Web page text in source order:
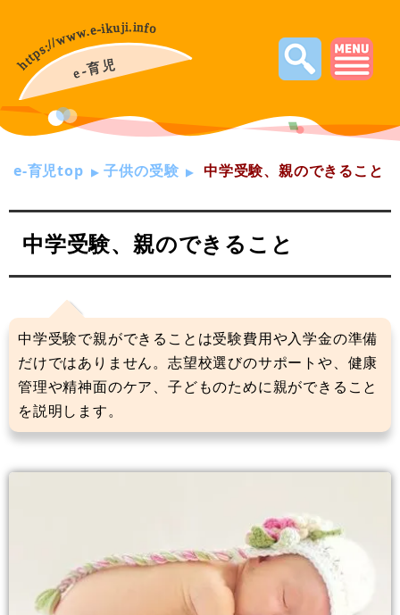
e-育児top 子供の受験 中学受験、親のできること
中学受験、親のできること
中学受験で親ができることは受験費用や入学金の準備
だけではありません。志望校選びのサポートや、健康
管理や精神面のケア、子どものために親ができること
を説明します。